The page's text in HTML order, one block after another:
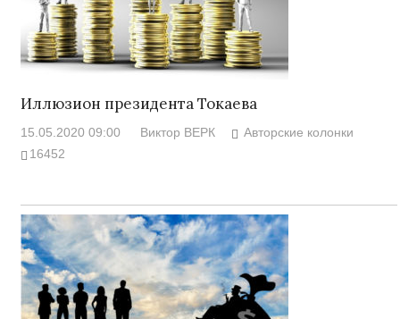
Иллюзион президента Токаева
15.05.2020 09:00 Виктор ВЕРК
Авторские колонки
16452